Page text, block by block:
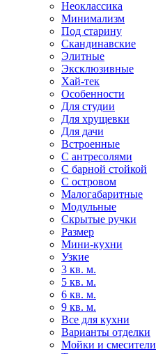
Неоклассика
Минимализм
Под старину
Скандинавские
Элитные
Эксклюзивные
Хай-тек
Особенности
Для студии
Для хрущевки
Для дачи
Встроенные
С антресолями
С барной стойкой
С островом
Малогабаритные
Модульные
Скрытые ручки
Размер
Мини-кухни
Узкие
3 кв. м.
5 кв. м.
6 кв. м.
9 кв. м.
Все для кухни
Варианты отделки
Мойки и смесители